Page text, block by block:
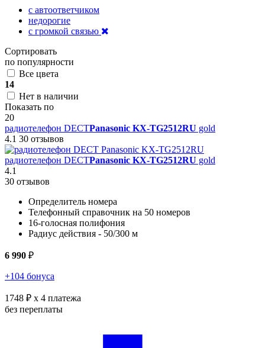
с автоответчиком
недорогие
с громкой связью
Сортировать
по популярности
Все цвета
14
Нет в наличии
Показать по
20
радиотелефон DECTPanasonic KX-TG2512RU gold
4.1 30 отзывов
радиотелефон DECTPanasonic KX-TG2512RU gold
4.1
30 отзывов
Определитель номера
Телефонный справочник на 50 номеров
16-голосная полифония
Радиус действия - 50/300 м
6 990 ₽
+104 бонуса
1748 ₽ x 4 платежа
без переплаты